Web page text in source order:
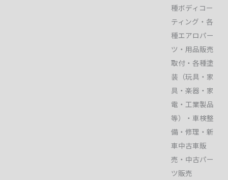
種ボディコー
ティング・各
種エアロパー
ツ・用品販売
取付・各種塗
装（玩具・家
具・楽器・家
電・工業製品
等）・車検整
備・修理・新
車中古車販
売・中古パー
ツ販売